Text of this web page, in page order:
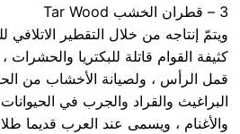
3 – قطران الخشب Tar Wood
ويتمّ إنتاجه من خلال التقطير
كثيفة القوام قاتلة للبكتريا
قمل الرأس ، ولصيانة الأخشاب من
البراغيث والقراد والجرب في الحيوانات
والأغنام ، ويسمى عند العرب قديما